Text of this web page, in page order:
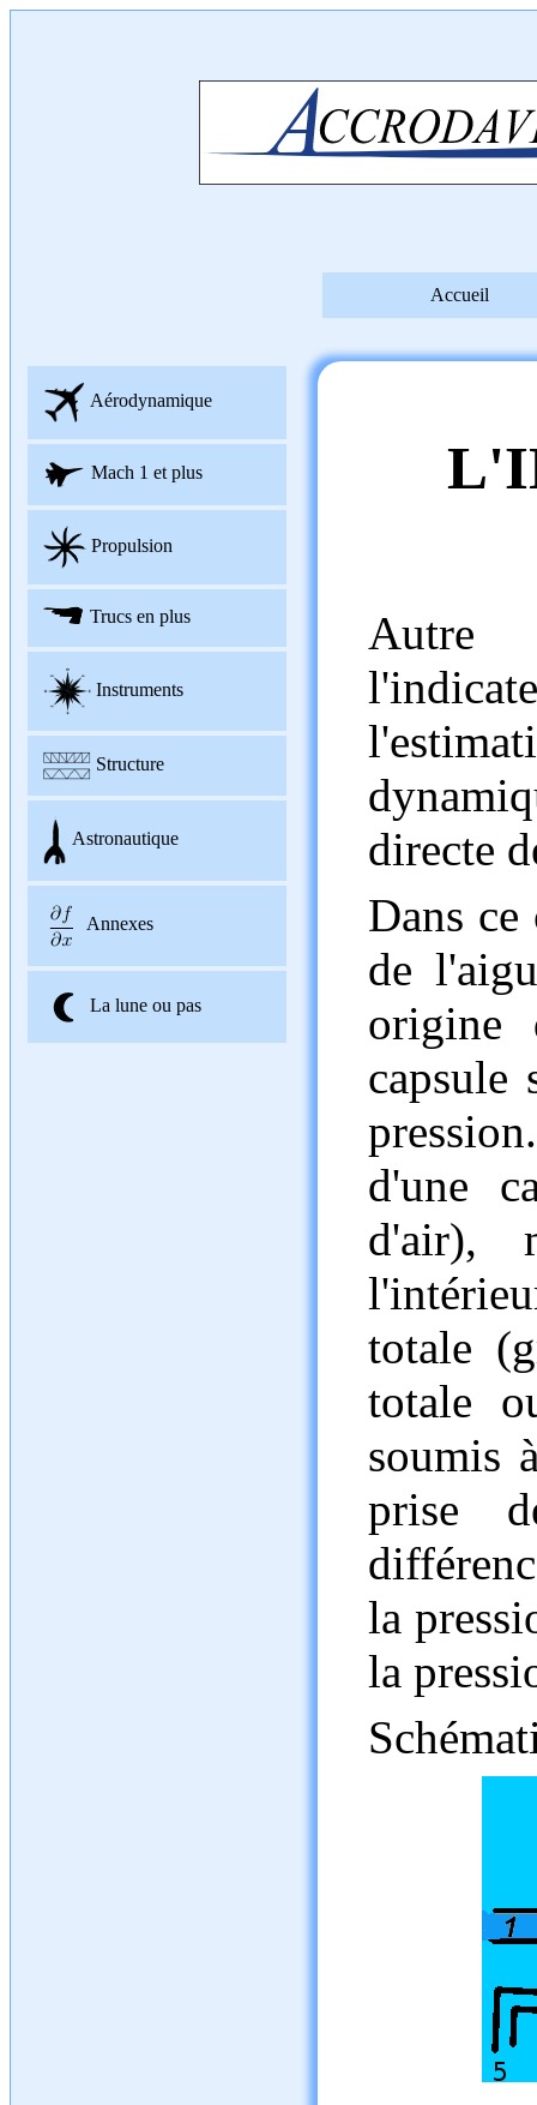
Accueil
Aérodynamique
Mach 1 et plus
Propulsion
Trucs en plus
Instruments
Structure
Astronautique
Annexes
La lune ou pas
Autre
directe
Dans ce
de
origine
capsule
d'une
d'air),
totale
totale
soumis
prise
la
la